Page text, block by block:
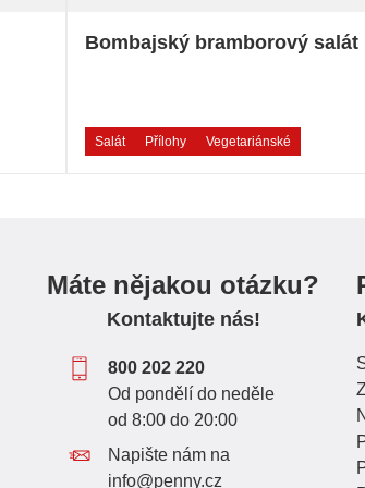
Bombajský bramborový salát
Salát Přílohy Vegetariánské
Máte nějakou otázku?
Kontaktujte nás!
800 202 220
Od pondělí do neděle
od 8:00 do 20:00
Napište nám na
info@penny.cz